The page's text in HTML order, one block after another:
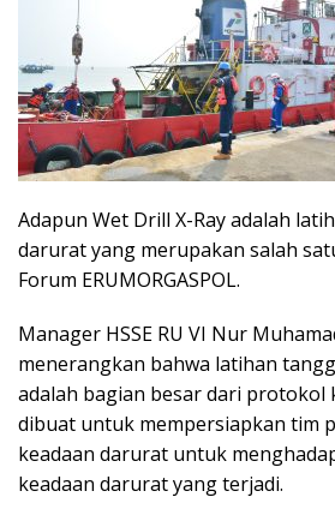
Adapun Wet Drill X-Ray adalah
darurat yang merupakan salah
Forum ERUMORGASPOL.
Manager HSSE RU VI Nur
menerangkan bahwa latihan
adalah bagian besar dari protokol
dibuat untuk mempersiapkan tim
keadaan darurat untuk
keadaan darurat yang terjadi.